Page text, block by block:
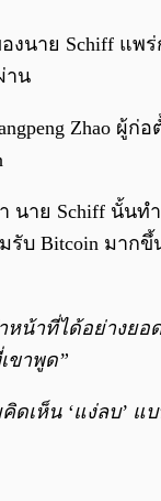
นาย Schiff แพ
าน
Zhao ผู้ก่อ
นาย Schiff นั้น
บ Bitcoin มากขึ้
หน้าที่ได้อย่างย
ขาพูด”
ดเห็น ‘แง่ลบ’ แ